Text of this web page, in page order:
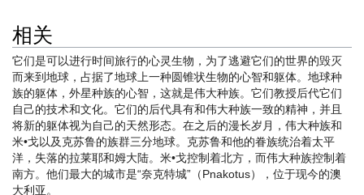
相关
它们是可以进行时间旅行的心灵生物，为了逃避它们的世界的毁灭
而来到地球，占据了地球上一种圆锥状生物的心智和躯体。地球种
族的躯体，外星种族的心智，这就是伟大种族。它们教授后代它们
自己的技术和文化。它们的后代具有和伟大种族一致的精神，并且
将新的躯体视为自己的天然形态。在之后的漫长岁月，伟大种族和
米•戈以及克苏鲁的族群三分地球。克苏鲁和他的眷族统治着太平
洋，失落的拉莱耶和姆大陆。米•戈控制着北方，而伟大种族控制着
南方。他们最大的城市是“奈克特城”（Pnakotus），位于现今的澳
大利亚。